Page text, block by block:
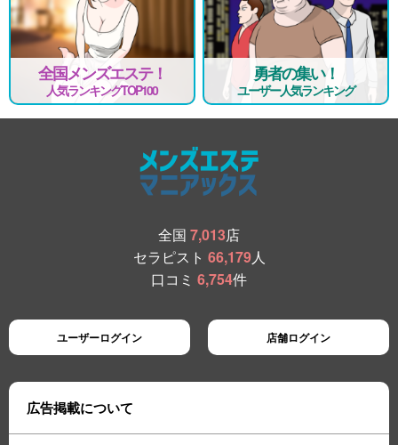
全国メンズエステ！
人気ランキングTOP100
勇者の集い！
ユーザー人気ランキング
全国 7,013店
セラピスト 66,179人
口コミ 6,754件
ユーザーログイン 店舗ログイン
広告掲載について